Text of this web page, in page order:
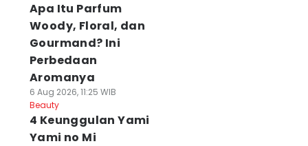
Apa Itu Parfum
Woody, Floral, dan
Gourmand? Ini
Perbedaan
Aromanya
6 Aug 2026, 11:25 WIB
Beauty
4 Keunggulan Yami
Yami no Mi